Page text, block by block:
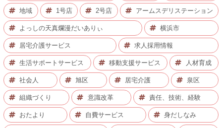
地域 1号店 2号店 アームスデリステーション
よっしの天真爛漫だいありぃ 横浜市
居宅介護サービス 求人採用情報
生活サポートサービス 移動支援サービス 人材育成
社会人 旭区 居宅介護 泉区
組織づくり 意識改革 責任、技術、経験
おたより 自費サービス 身だしなみ